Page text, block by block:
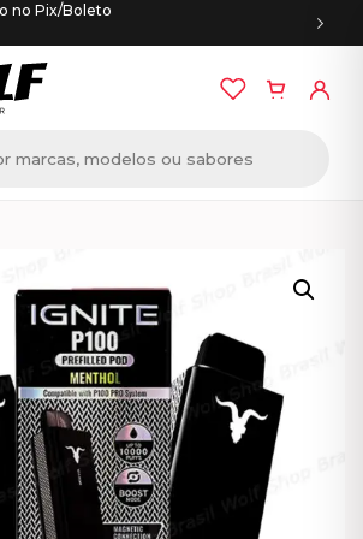
no Pix/Boleto
/ IGNITE P100 PRO –